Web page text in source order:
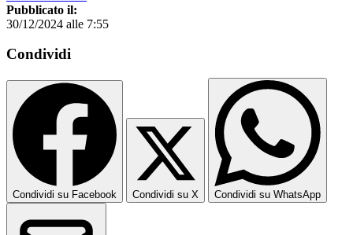
Pubblicato il:
30/12/2024 alle 7:55
Condividi
Condividi su Facebook Condividi su X Condividi su WhatsApp